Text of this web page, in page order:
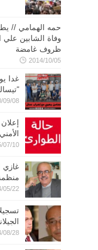
حمه الهمامي //
وفاة الشابين
ظروف غامضة
2014/10/05
غدا
09/08
07/10
غازي
05/22
08/28